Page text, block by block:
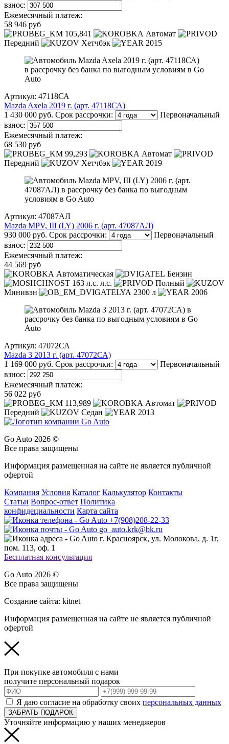
взнос:
Ежемесячный платеж:
58 946 руб
105,841
Автомат
Передний
Хетчбэк 2015
Артикул: 47118СА
Mazda Axela 2019 г. (арт. 47118СА)
1 430 000 руб. Срок рассрочки:
Первоначальный
взнос:
Ежемесячный платеж:
68 530 руб
99,293
Автомат
Передний
Хетчбэк 2019
Артикул: 47087АЛ
Mazda MPV, III (LY) 2006 г. (арт. 47087АЛ)
930 000 руб. Срок рассрочки:
Первоначальный
взнос:
Ежемесячный платеж:
44 569 руб
Автоматическая
Бензин
163 л.с. л.с.
Полный
Минивэн
2300 л 2006
Артикул: 47072СА
Mazda 3 2013 г. (арт. 47072СА)
1 169 000 руб. Срок рассрочки:
Первоначальный
взнос:
Ежемесячный платеж:
56 022 руб
113,989
Автомат
Передний
Седан 2013
Go Auto 2026 ©
Все права защищены
Информация размещенная на сайте не является публичной
офертой
Компания Условия Каталог Калькулятор Контакты
Статьи Вопрос-ответ Политика
конфидециальности Карта сайта
+7(908)208-22-33
go_auto.krk@bk.ru
г. Красноярск, ул. Молокова, д. 1г,
пом. 113, оф. 1
Бесплатная консультация
Go Auto 2026 ©
Все права защищены
Создание сайта: kitnet
Информация размещенная на сайте не является публичной
офертой
При покупке автомобиля с нами
получите персональный подарок
Я даю согласие на обработку своих персональных данных
ЗАБРАТЬ ПОДАРОК
Уточняйте информацию у наших менеджеров